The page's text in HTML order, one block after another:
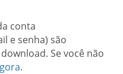
conta
e senha) são
Se você não
.